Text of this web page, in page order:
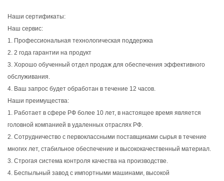
Наши сертификаты:
Наш сервис:
1. Профессиональная технологическая поддержка
2. 2 года гарантии на продукт
3. Хорошо обученный отдел продаж для обеспечения эффективного
обслуживания.
4. Ваш запрос будет обработан в течение 12 часов.
Наши преимущества:
1. Работает в сфере РФ более 10 лет, в настоящее время является
головной компанией в удаленных отраслях РФ.
2. Сотрудничество с первоклассными поставщиками сырья в течение
многих лет, стабильное обеспечение и высококачественный материал.
3. Строгая система контроля качества на производстве.
4. Беспыльный завод с импортными машинами, высокой